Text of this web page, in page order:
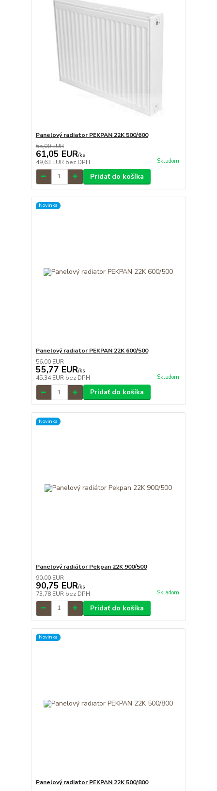
Panelový radiator PEKPAN 22K 500/600
65,00 EUR
61,05 EUR/ks
49,63 EUR bez DPH Skladom
Pridať do košíka
Novinka
Panelový radiator PEKPAN 22K 600/500
56,00 EUR
55,77 EUR/ks
45,34 EUR bez DPH Skladom
Pridať do košíka
Novinka
Panelový radiátor Pekpan 22K 900/500
90,00 EUR
90,75 EUR/ks
73,78 EUR bez DPH Skladom
Pridať do košíka
Novinka
Panelový radiator PEKPAN 22K 500/800